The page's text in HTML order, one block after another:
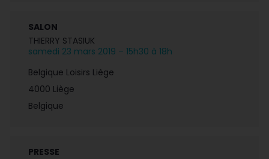
SALON
THIERRY STASIUK
samedi 23 mars 2019 – 15h30 à 18h
Belgique Loisirs Liège
4000 Liège
Belgique
PRESSE